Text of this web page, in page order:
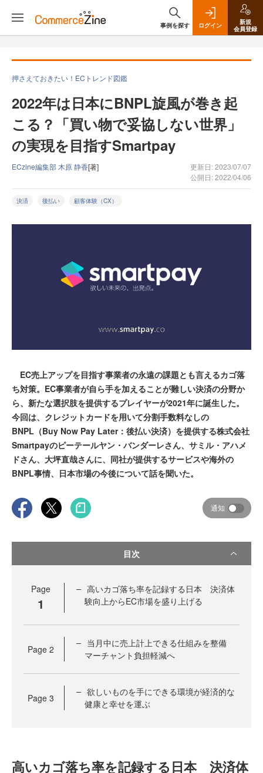
事例を探す ログイン
新規
会員登録
押さえておきたい！ECトレンド図鑑
2022年は日本にBNPL旋風が巻き起
こる？「買い物で妥協しない世界」
の実現を目指すSmartpay
ECzine編集部 木原 静香[著]
更新日: 2023/07/07
公開日: 2022/04/06
決済 後払い 顧客体験（CX）
EC売上アップを目指す事業者の永遠の課題とも言えるカゴ落
ち対策。EC事業者が自ら手を加えることが難しい決済の分野か
ら、新たな選択肢を提供するプレイヤーが2021年に誕生した。
今回は、クレジットカードを用いて分割手数料なしの
BNPL（Buy Now Pay Later：後払い決済）を提供する株式会社
Smartpayのピーテールヤン・バンダーレさん、サミル・アハメ
ドさん、大坪直哉さんに、同社が提供するサービスや海外の
BNPL事情、日本市場の今後について話を聞いた。
通知
目次
Page
1
高いカゴ落ち率を記録する日本 決済体
験向上からEC市場を盛り上げる
Page 2
当月中に売上計上できる仕組みを整備
マーチャント負担軽減へ
Page 3
欲しいものを手にできる環境が経済的な
健康と幸せを運ぶ
高いカゴ落ち率を記録する日本 決済体